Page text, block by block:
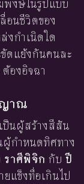
งษ์ในรูปแบบ
อนชีวิตของ
งกำเนิดใด
ขัดแย้งกันคนละ
องอิจฉา
าณ
ป็นผู้สร้างสีสัน
กำหนดทิศทาง
ราศีพิจิก กับปี
แข็งทื่อเกินไป